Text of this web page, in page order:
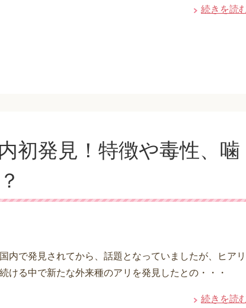
続きを読
初発見！特徴や毒性、噛
内で発見されてから、話題となっていましたが、ヒアリ
ける中で新たな外来種のアリを発見したとの・・・
続きを読